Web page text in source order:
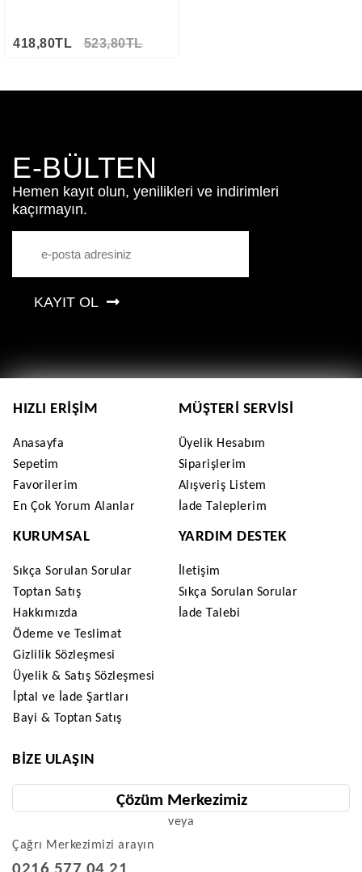
418,80TL 523,80TL
E-BÜLTEN
Hemen kayıt olun, yenilikleri ve indirimleri
kaçırmayın.
KAYIT OL
HIZLI ERIŞIM
Anasayfa
Sepetim
Favorilerim
En Çok Yorum Alanlar
MÜŞTERI SERVISI
Üyelik Hesabım
Siparişlerim
Alışveriş Listem
İade Taleplerim
KURUMSAL
Sıkça Sorulan Sorular
Toptan Satış
Hakkımızda
Ödeme ve Teslimat
Gizlilik Sözleşmesi
Üyelik & Satış Sözleşmesi
İptal ve İade Şartları
Bayi & Toptan Satış
YARDIM DESTEK
İletişim
Sıkça Sorulan Sorular
İade Talebi
BIZE ULAŞIN
Çözüm Merkezimiz
veya
Çağrı Merkezimizi arayın